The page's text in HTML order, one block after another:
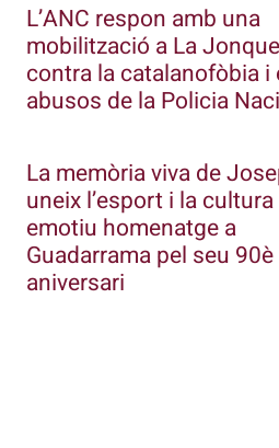
L’ANC respon amb una
mobilització a La
contra la catalanofòbia i
abusos de la Policia
La memòria viva de
uneix l’esport i la
emotiu homenatge a
Guadarrama pel seu 90è
aniversari